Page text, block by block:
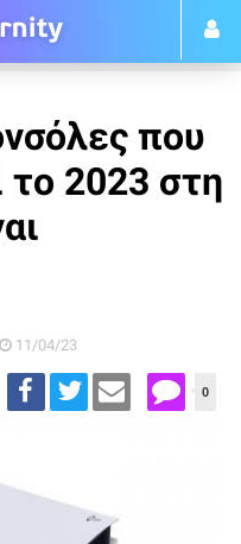
που
το 2023 στη
11/04/23
0